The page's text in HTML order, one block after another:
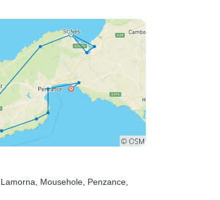
, Lamorna , Mousehole , Penzance